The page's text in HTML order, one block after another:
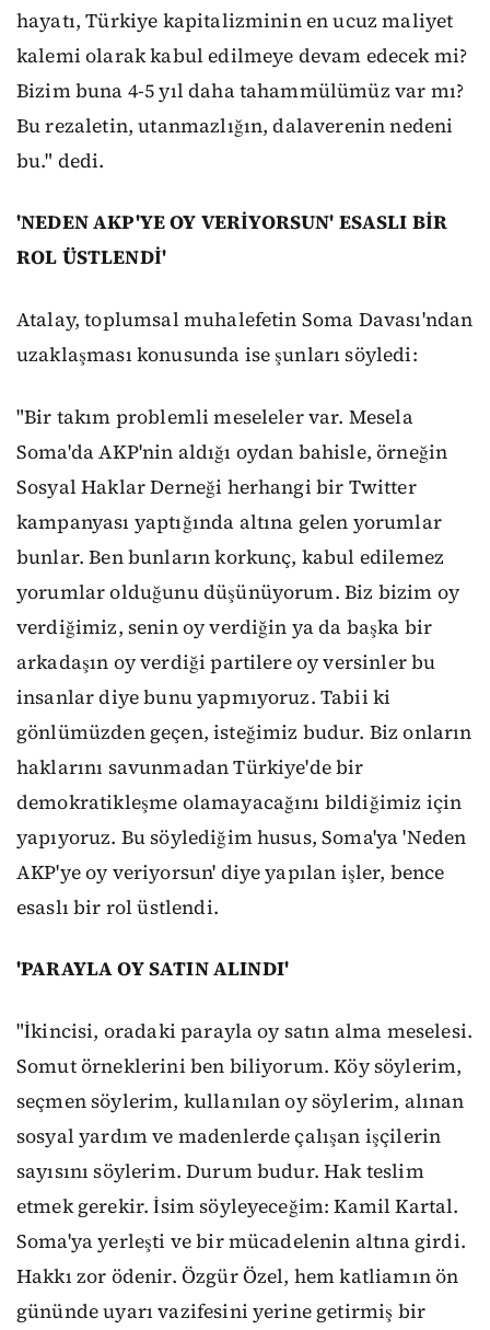
hayatı, Türkiye kapitalizminin en ucuz maliyet
kalemi olarak kabul edilmeye devam edecek mi?
Bizim buna 4-5 yıl daha tahammülümüz var mı?
Bu rezaletin, utanmazlığın, dalaverenin nedeni
bu." dedi.
'NEDEN AKP'YE OY VERİYORSUN' ESASLI BİR
ROL ÜSTLENDİ'
Atalay, toplumsal muhalefetin Soma Davası'ndan
uzaklaşması konusunda ise şunları söyledi:
"Bir takım problemli meseleler var. Mesela
Soma'da AKP'nin aldığı oydan bahisle, örneğin
Sosyal Haklar Derneği herhangi bir Twitter
kampanyası yaptığında altına gelen yorumlar
bunlar. Ben bunların korkunç, kabul edilemez
yorumlar olduğunu düşünüyorum. Biz bizim oy
verdiğimiz, senin oy verdiğin ya da başka bir
arkadaşın oy verdiği partilere oy versinler bu
insanlar diye bunu yapmıyoruz. Tabii ki
gönlümüzden geçen, isteğimiz budur. Biz onların
haklarını savunmadan Türkiye'de bir
demokratikleşme olamayacağını bildiğimiz için
yapıyoruz. Bu söylediğim husus, Soma'ya 'Neden
AKP'ye oy veriyorsun' diye yapılan işler, bence
esaslı bir rol üstlendi.
'PARAYLA OY SATIN ALINDI'
"İkincisi, oradaki parayla oy satın alma meselesi.
Somut örneklerini ben biliyorum. Köy söylerim,
seçmen söylerim, kullanılan oy söylerim, alınan
sosyal yardım ve madenlerde çalışan işçilerin
sayısını söylerim. Durum budur. Hak teslim
etmek gerekir. İsim söyleyeceğim: Kamil Kartal.
Soma'ya yerleşti ve bir mücadelenin altına girdi.
Hakkı zor ödenir. Özgür Özel, hem katliamın ön
gününde uyarı vazifesini yerine getirmiş bir